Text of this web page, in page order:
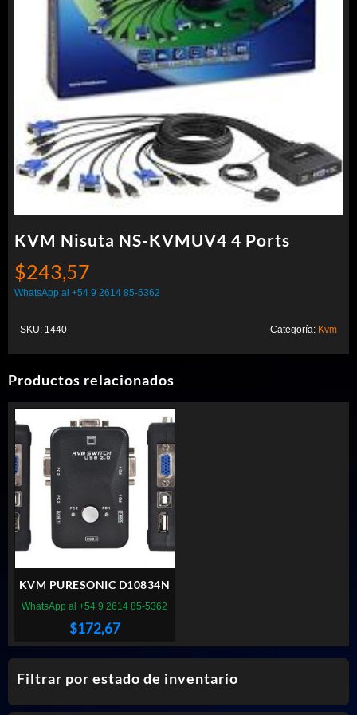
Filtrar por estado de inventario
KVM Nisuta NS-KVMUV4 4 Ports
$243,57
WhatsApp al +54 9 2614 85-5362
SKU: 1440 Categoría: Kvm
Productos relacionados
KVM PURESONIC D10834N
$172,67
WhatsApp al +54 9 2614 85-5362